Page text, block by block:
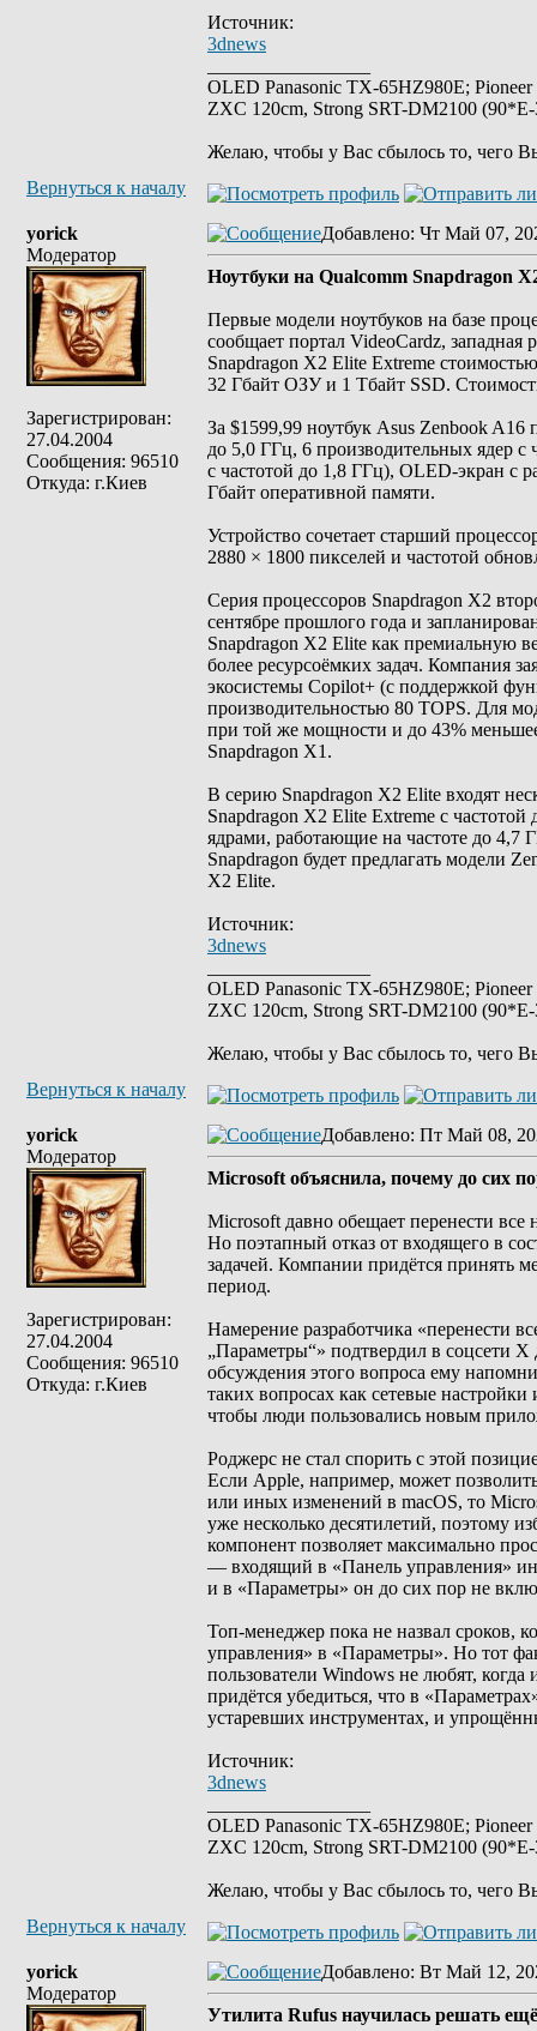
Источник:
3dnews
OLED Panasonic TX-65HZ980E;
ZXC 120cm, Strong SRT-DM2100
Желаю, чтобы у Вас сбылось то, чего
Вернуться к началу
yorick
Модератор
Зарегистрирован:
27.04.2004
Сообщения: 96510
Откуда: г.Киев
Добавлено: Чт Май 07,
Ноутбуки на Qualcomm Snapdragon
Первые модели ноутбуков на базе
сообщает портал VideoCardz, западная
Snapdragon X2 Elite Extreme
32 Гбайт ОЗУ и 1 Тбайт SSD.
За $1599,99 ноутбук Asus Zenbook A16
до 5,0 ГГц, 6 производительных ядер
с частотой до 1,8 ГГц), OLED-экран с
Гбайт оперативной памяти.
Устройство сочетает старший
2880 × 1800 пикселей и частотой
Серия процессоров Snapdragon X2
сентябре прошлого года и
Snapdragon X2 Elite как премиальную
более ресурсоёмких задач. Компания
экосистемы Copilot+ (с поддержкой
производительностью 80 TOPS. Для
при той же мощности и до 43%
Snapdragon X1.
В серию Snapdragon X2 Elite входят
Snapdragon X2 Elite Extreme с
ядрами, работающие на частоте до 4,7
Snapdragon будет предлагать модели
X2 Elite.
Источник:
3dnews
OLED Panasonic TX-65HZ980E;
ZXC 120cm, Strong SRT-DM2100
Желаю, чтобы у Вас сбылось то, чего
Вернуться к началу
yorick
Модератор
Зарегистрирован:
27.04.2004
Сообщения: 96510
Откуда: г.Киев
Добавлено: Пт Май 08,
Microsoft объяснила, почему до сих
Microsoft давно обещает перенести
Но поэтапный отказ от входящего в
задачей. Компании придётся принять
период.
Намерение разработчика «перенести
„Параметры“» подтвердил в соцсети
обсуждения этого вопроса ему
таких вопросах как сетевые
чтобы люди пользовались новым
Роджерс не стал спорить с этой
Если Apple, например, может
или иных изменений в macOS, то
уже несколько десятилетий, поэтому
компонент позволяет максимально
— входящий в «Панель управления»
и в «Параметры» он до сих пор не
Топ-менеджер пока не назвал сроков,
управления» в «Параметры». Но тот
пользователи Windows не любят,
придётся убедиться, что в
устаревших инструментах, и
Источник:
3dnews
OLED Panasonic TX-65HZ980E;
ZXC 120cm, Strong SRT-DM2100
Желаю, чтобы у Вас сбылось то, чего
Вернуться к началу
yorick
Модератор
Добавлено: Вт Май 12,
Утилита Rufus научилась решать